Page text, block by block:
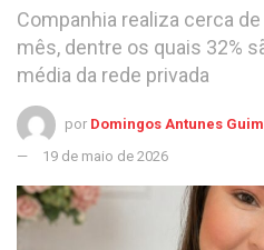
Companhia realiza cerca
mês, dentre os quais 32%
média da rede privada
por Domingos Antunes
19 de maio de 2026